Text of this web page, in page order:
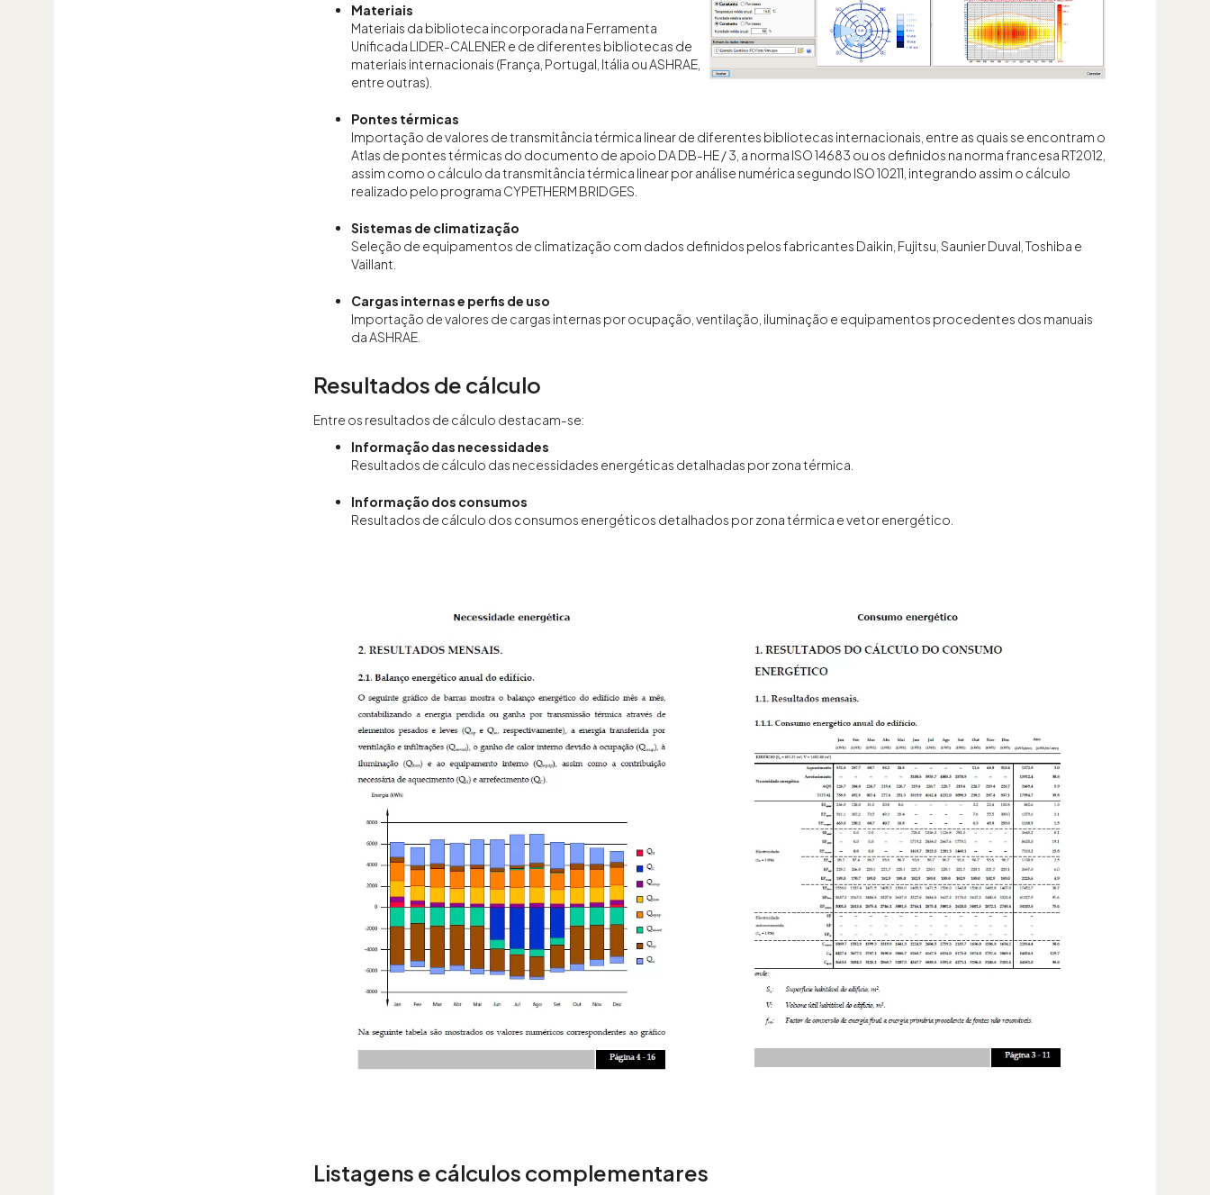
Materiais
Materiais da biblioteca incorporada na Ferramenta
Unificada LIDER-CALENER e de diferentes bibliotecas de
materiais internacionais (França, Portugal, Itália ou ASHRAE,
entre outras).
Pontes térmicas
Importação de valores de transmitância térmica linear de diferentes bibliotecas internacionais, entre as quais se encontram o
Atlas de pontes térmicas do documento de apoio DA DB-HE / 3, a norma ISO 14683 ou os definidos na norma francesa RT2012,
assim como o cálculo da transmitância térmica linear por análise numérica segundo ISO 10211, integrando assim o cálculo
realizado pelo programa CYPETHERM BRIDGES.
Sistemas de climatização
Seleção de equipamentos de climatização com dados definidos pelos fabricantes Daikin, Fujitsu, Saunier Duval, Toshiba e
Vaillant.
Cargas internas e perfis de uso
Importação de valores de cargas internas por ocupação, ventilação, iluminação e equipamentos procedentes dos manuais
da ASHRAE.
Resultados de cálculo
Entre os resultados de cálculo destacam-se:
Informação das necessidades
Resultados de cálculo das necessidades energéticas detalhadas por zona térmica.
Informação dos consumos
Resultados de cálculo dos consumos energéticos detalhados por zona térmica e vetor energético.
Listagens e cálculos complementares